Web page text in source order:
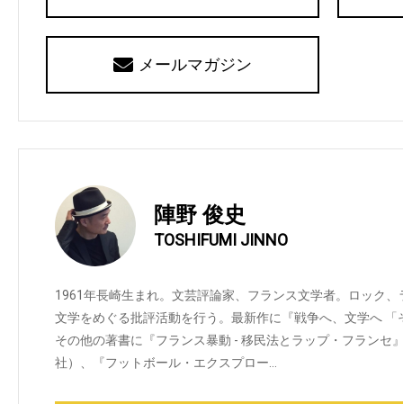
メールマガジン
陣野 俊史
TOSHIFUMI JINNO
1961年長崎生まれ。文芸評論家、フランス文学者。ロック
文学をめぐる批評活動を行う。最新作に『戦争へ、文学へ
その他の著書に『フランス暴動 - 移民法とラップ・フランセ
社）、『フットボール・エクスプロー…